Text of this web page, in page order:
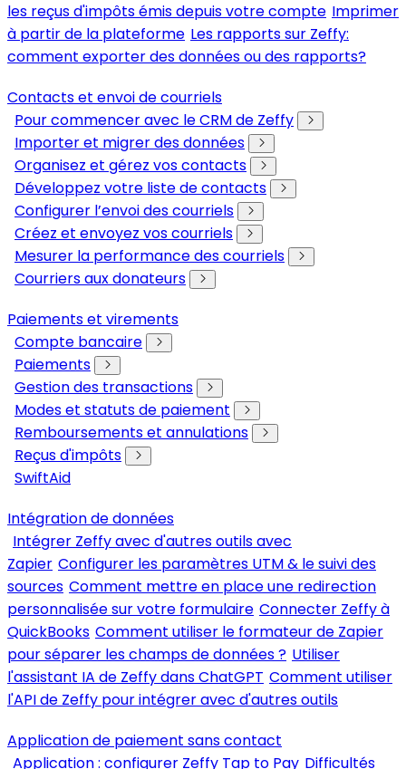
les reçus d'impôts émis depuis votre compte Imprimer
à partir de la plateforme Les rapports sur Zeffy:
comment exporter des données ou des rapports?
Contacts et envoi de courriels
Pour commencer avec le CRM de Zeffy
Importer et migrer des données
Organisez et gérez vos contacts
Développez votre liste de contacts
Configurer l’envoi des courriels
Créez et envoyez vos courriels
Mesurer la performance des courriels
Courriers aux donateurs
Paiements et virements
Compte bancaire
Paiements
Gestion des transactions
Modes et statuts de paiement
Remboursements et annulations
Reçus d'impôts
SwiftAid
Intégration de données
Intégrer Zeffy avec d'autres outils avec
Zapier Configurer les paramètres UTM & le suivi des
sources Comment mettre en place une redirection
personnalisée sur votre formulaire Connecter Zeffy à
QuickBooks Comment utiliser le formateur de Zapier
pour séparer les champs de données ? Utiliser
l'assistant IA de Zeffy dans ChatGPT Comment utiliser
l'API de Zeffy pour intégrer avec d'autres outils
Application de paiement sans contact
Application : configurer Zeffy Tap to Pay Difficultés